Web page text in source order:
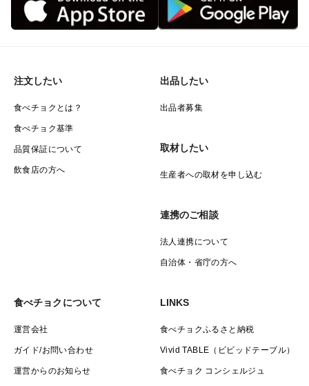
注文したい
食べチョクとは？
食べチョク基準
品質保証について
飲食店の方へ
出品したい
出品者募集
取材したい
生産者への取材を申し込む
連携のご相談
法人連携について
自治体・省庁の方へ
食べチョクについて
運営会社
ガイド/お問い合わせ
運営からのお知らせ
LINKS
食べチョクふるさと納税
Vivid TABLE（ビビッドテーブル）
食べチョク コンシェルジュ